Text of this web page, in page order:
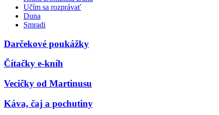
Učím sa rozprávať
Duna
Smradi
Darčekové poukážky
Čítačky e-kníh
Vecičky od Martinusu
Káva, čaj a pochutiny